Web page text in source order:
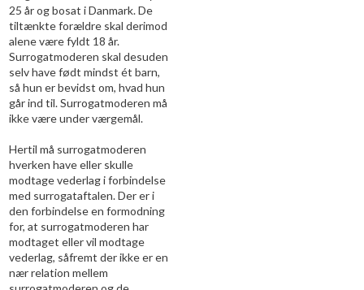
25 år og bosat i Danmark. De
tiltænkte forældre skal derimod
alene være fyldt 18 år.
Surrogatmoderen skal desuden
selv have født mindst ét barn,
så hun er bevidst om, hvad hun
går ind til. Surrogatmoderen må
ikke være under værgemål.
Hertil må surrogatmoderen
hverken have eller skulle
modtage vederlag i forbindelse
med surrogataftalen. Der er i
den forbindelse en formodning
for, at surrogatmoderen har
modtaget eller vil modtage
vederlag, såfremt der ikke er en
nær relation mellem